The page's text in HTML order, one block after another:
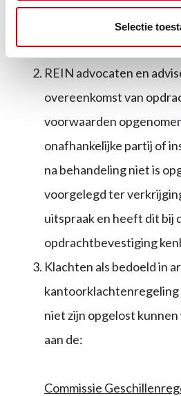
Selectie
kantoorklachtenregeling
deze van toepassing is
REIN advocaten en
overeenkomst van
voorwaarden
onafhankelijke partij of
na behandeling niet is
voorgelegd ter
uitspraak en heeft dit bij
opdrachtbevestiging
Klachten als bedoeld in
kantoorklachtenregeling
niet zijn opgelost
aan de:
Commissie